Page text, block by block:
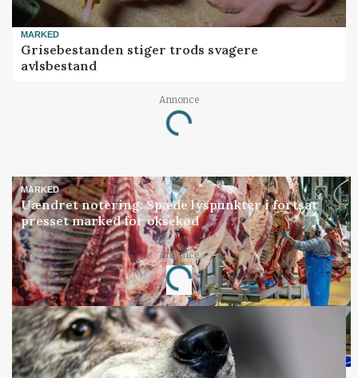
MARKED
Grisebestanden stiger trods svagere
avlsbestand
Annonce
Loading...
MARKED
Uændret notering: Spæde lyspunkter i fortsat
presset marked for oksekød
Annonce
Loading...